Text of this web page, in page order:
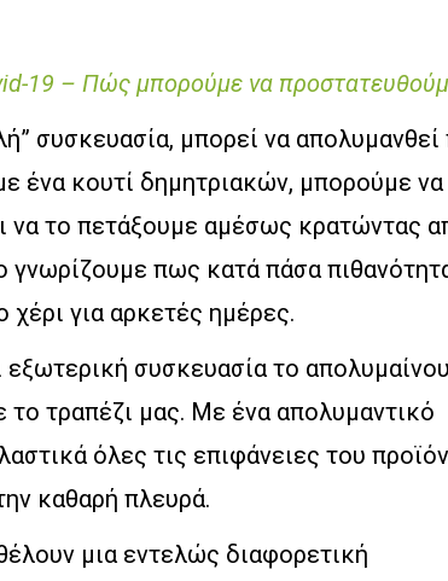
19 – Πώς μπορούμε να
συσκευασία, μπορεί να
ένα κουτί δημητριακών, μπορούμε να
να το πετάξουμε αμέσως κρατώντας
γνωρίζουμε πως κατά πάσα
για αρκετές ημέρες.
συσκευασία το
το τραπέζι μας. Με ένα απολυμαντικό
όλες τις επιφάνειες του
καθαρή πλευρά.
μια εντελώς διαφορετική